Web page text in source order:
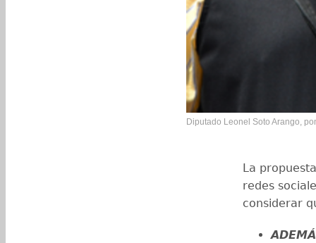
Diputado Leonel Soto Arango,
La
redes
considerar